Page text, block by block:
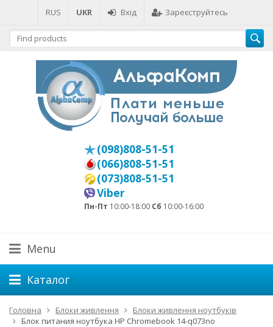
RUS UKR Вхід Зареєструйтесь
(098)808-51-51
(066)808-51-51
(073)808-51-51
Viber
Пн-Пт 10:00-18:00 Сб 10:00-16:00
Menu
Каталог
Головна Блоки живлення
Блоки живлення ноутбуків
Блок питания ноутбука HP Chromebook 14-q073no